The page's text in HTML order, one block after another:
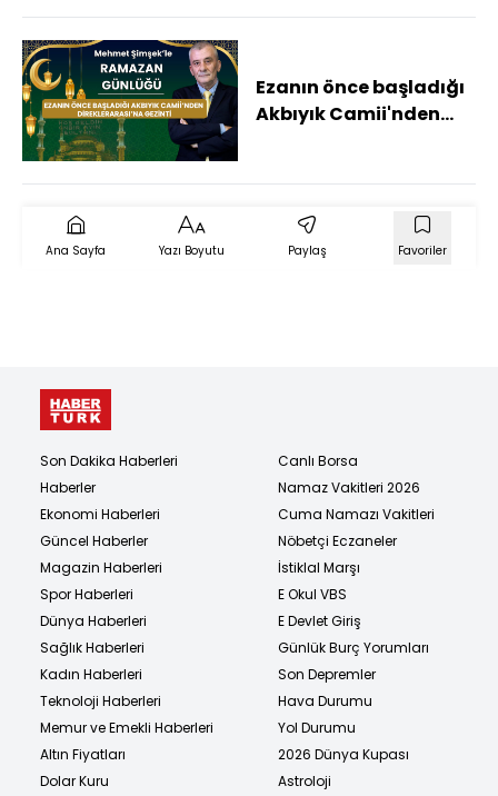
Ezanın önce başladığı
Akbıyık Camii'nden
Ana Sayfa Yazı Boyutu Paylaş Favoriler
Son Dakika Haberleri
Haberler
Ekonomi Haberleri
Güncel Haberler
Magazin Haberleri
Spor Haberleri
Dünya Haberleri
Sağlık Haberleri
Kadın Haberleri
Teknoloji Haberleri
Memur ve Emekli Haberleri
Altın Fiyatları
Dolar Kuru
Canlı Borsa
Namaz Vakitleri 2026
Cuma Namazı Vakitleri
Nöbetçi Eczaneler
İstiklal Marşı
E Okul VBS
E Devlet Giriş
Günlük Burç Yorumları
Son Depremler
Hava Durumu
Yol Durumu
2026 Dünya Kupası
Astroloji